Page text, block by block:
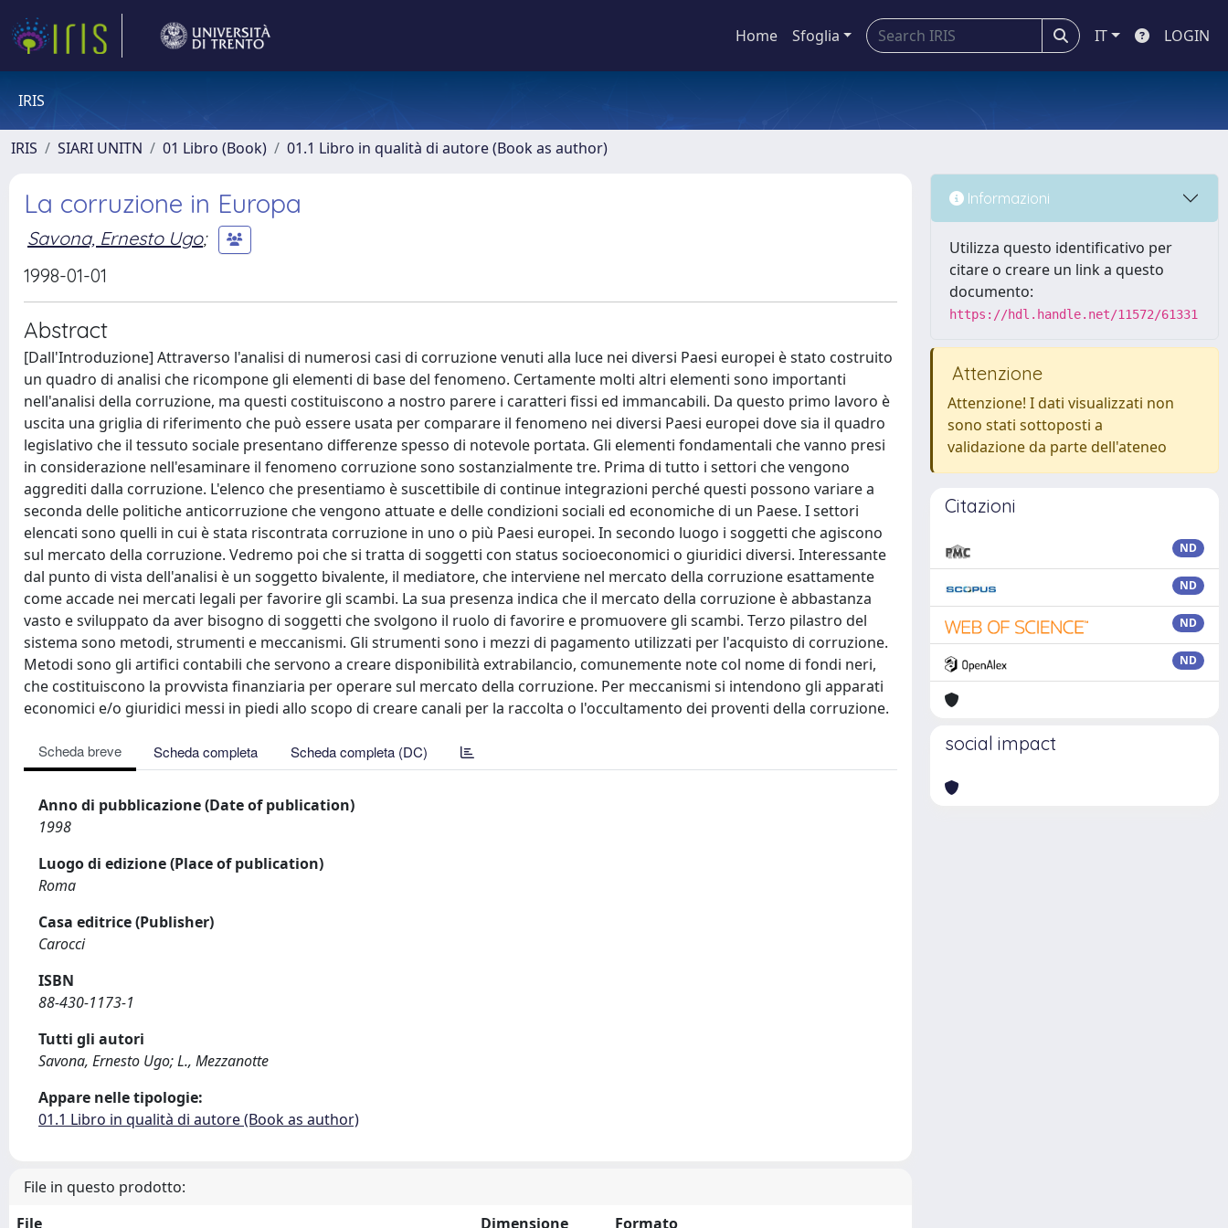
Home Sfoglia IT LOGIN
IRIS
IRIS SIARI UNITN 01 Libro (Book) 01.1 Libro in qualità di autore (Book as author)
La corruzione in Europa
Savona, Ernesto Ugo;
1998-01-01
Abstract
[Dall'Introduzione] Attraverso l'analisi di numerosi casi di corruzione venuti alla luce nei diversi Paesi europei è stato costruito
un quadro di analisi che ricompone gli elementi di base del fenomeno. Certamente molti altri elementi sono importanti
nell'analisi della corruzione, ma questi costituiscono a nostro parere i caratteri fissi ed immancabili. Da questo primo lavoro è
uscita una griglia di riferimento che può essere usata per comparare il fenomeno nei diversi Paesi europei dove sia il quadro
legislativo che il tessuto sociale presentano differenze spesso di notevole portata. Gli elementi fondamentali che vanno presi
in considerazione nell'esaminare il fenomeno corruzione sono sostanzialmente tre. Prima di tutto i settori che vengono
aggrediti dalla corruzione. L'elenco che presentiamo è suscettibile di continue integrazioni perché questi possono variare a
seconda delle politiche anticorruzione che vengono attuate e delle condizioni sociali ed economiche di un Paese. I settori
elencati sono quelli in cui è stata riscontrata corruzione in uno o più Paesi europei. In secondo luogo i soggetti che agiscono
sul mercato della corruzione. Vedremo poi che si tratta di soggetti con status socioeconomici o giuridici diversi. Interessante
dal punto di vista dell'analisi è un soggetto bivalente, il mediatore, che interviene nel mercato della corruzione esattamente
come accade nei mercati legali per favorire gli scambi. La sua presenza indica che il mercato della corruzione è abbastanza
vasto e sviluppato da aver bisogno di soggetti che svolgono il ruolo di favorire e promuovere gli scambi. Terzo pilastro del
sistema sono metodi, strumenti e meccanismi. Gli strumenti sono i mezzi di pagamento utilizzati per l'acquisto di corruzione.
Metodi sono gli artifici contabili che servono a creare disponibilità extrabilancio, comunemente note col nome di fondi neri,
che costituiscono la provvista finanziaria per operare sul mercato della corruzione. Per meccanismi si intendono gli apparati
economici e/o giuridici messi in piedi allo scopo di creare canali per la raccolta o l'occultamento dei proventi della corruzione.
Scheda breve Scheda completa Scheda completa (DC)
Anno di pubblicazione (Date of publication)
1998
Luogo di edizione (Place of publication)
Roma
Casa editrice (Publisher)
Carocci
ISBN
88-430-1173-1
Tutti gli autori
Savona, Ernesto Ugo; L., Mezzanotte
Appare nelle tipologie:
01.1 Libro in qualità di autore (Book as author)
File in questo prodotto:
File
Dimensione Formato
Informazioni
Utilizza questo identificativo per
citare o creare un link a questo
documento:
https://hdl.handle.net/11572/61331
Attenzione
Attenzione! I dati visualizzati non
sono stati sottoposti a
validazione da parte dell'ateneo
Citazioni
ND
ND
ND
ND
social impact